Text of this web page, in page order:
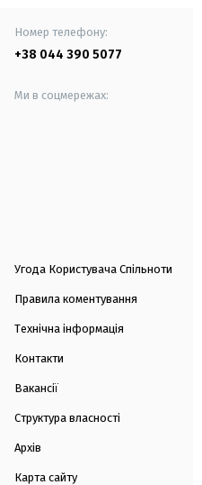
Номер телефону:
+38 044 390 5077
Ми в соцмережах:
Угода Користувача Спільноти
Правила коментування
Технічна інформація
Контакти
Вакансії
Структура власності
Архів
Карта сайту